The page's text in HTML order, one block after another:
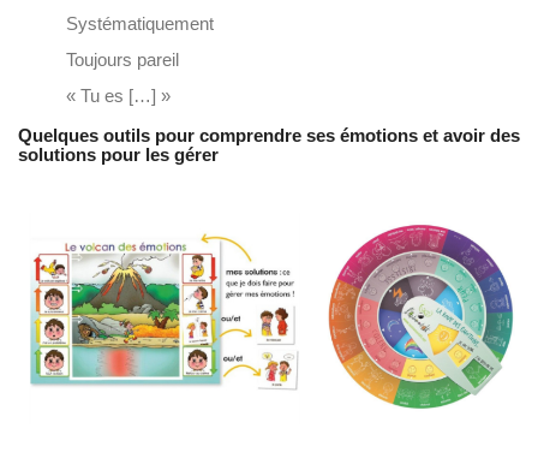
Systématiquement
Toujours pareil
« Tu es […] »
Quelques outils pour comprendre ses émotions et avoir des
solutions pour les gérer